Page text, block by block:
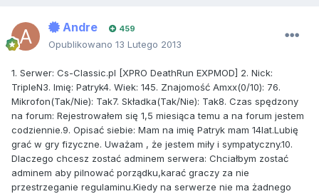
Andre 459
Opublikowano 13 Lutego 2013
1. Serwer: Cs-Classic.pl [XPRO DeathRun EXPMOD] 2. Nick:
TripleN3. Imię: Patryk4. Wiek: 145. Znajomość Amxx(0/10): 76.
Mikrofon(Tak/Nie): Tak7. Składka(Tak/Nie): Tak8. Czas spędzony
na forum: Rejestrowałem się 1,5 miesiąca temu a na forum jestem
codziennie.9. Opisać siebie: Mam na imię Patryk mam 14lat.Lubię
grać w gry fizyczne. Uważam , że jestem miły i sympatyczny.10.
Dlaczego chcesz zostać adminem serwera: Chciałbym zostać
adminem aby pilnować porządku,karać graczy za nie
przestrzeganie regulaminu.Kiedy na serwerze nie ma żadnego